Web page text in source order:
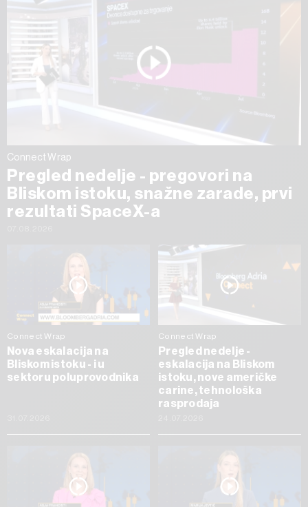
Connect Wrap
Pregled nedelje - pregovori na
Bliskom istoku, snažne zarade, prvi
rezultati SpaceX-a
Connect Wrap
Nova eskalacija na
Bliskom istoku - i u
sektoru poluprovodnika
Connect Wrap
Pregled nedelje -
eskalacija na Bliskom
istoku, nove američke
carine, tehnološka
rasprodaja